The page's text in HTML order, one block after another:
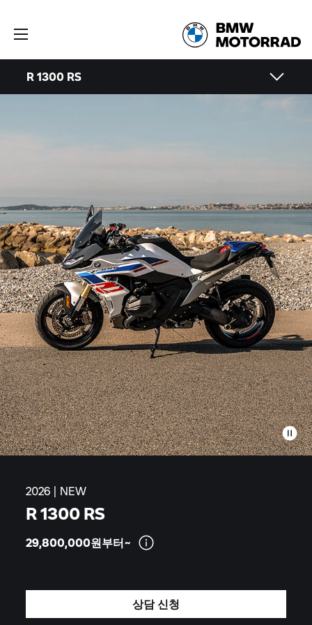
R 1300 RS
2026 | NEW
R 1300 RS
29,800,000원부터~
상담 신청